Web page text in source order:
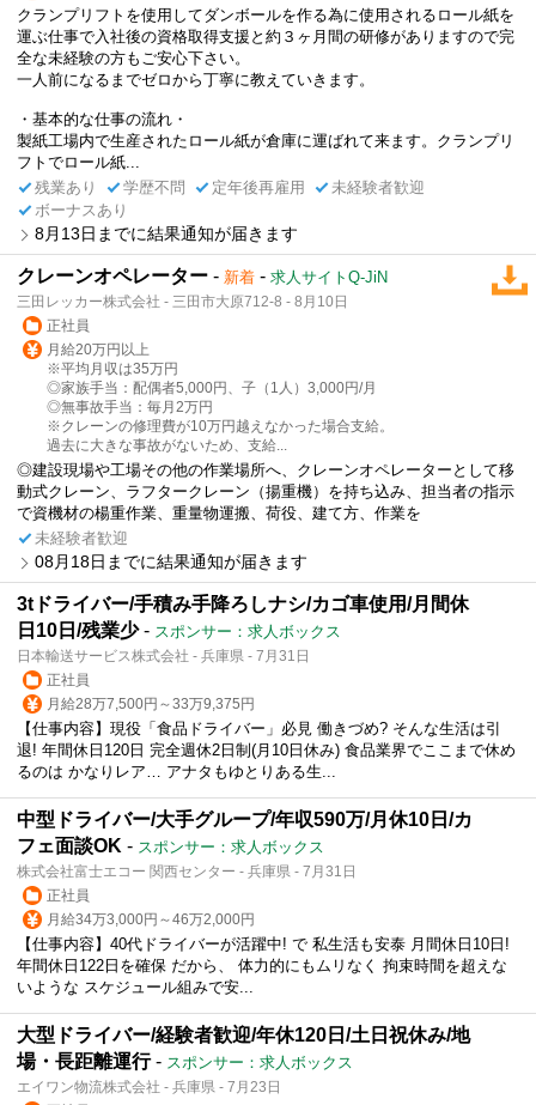
クランプリフトを使用してダンボールを作る為に使用されるロール紙を
運ぶ仕事で入社後の資格取得支援と約３ヶ月間の研修がありますので完
全な未経験の方もご安心下さい。
一人前になるまでゼロから丁寧に教えていきます。
・基本的な仕事の流れ・
製紙工場内で生産されたロール紙が倉庫に運ばれて来ます。クランプリ
フトでロール紙...
残業あり
学歴不問 定年後再雇用
未経験者歓迎
ボーナスあり
8月13日までに結果通知が届きます
クレーンオペレーター - 新着 - 求人サイトQ-JiN
三田レッカー株式会社 - 三田市大原712-8 - 8月10日
正社員
月給20万円以上
※平均月収は35万円
◎家族手当：配偶者5,000円、子（1人）3,000円/月
◎無事故手当：毎月2万円
※クレーンの修理費が10万円越えなかった場合支給。
過去に大きな事故がないため、支給...
◎建設現場や工場その他の作業場所へ、クレーンオペレーターとして移
動式クレーン、ラフタークレーン（揚重機）を持ち込み、担当者の指示
で資機材の楊重作業、重量物運搬、荷役、建て方、作業を
未経験者歓迎
08月18日までに結果通知が届きます
3tドライバー/手積み手降ろしナシ/カゴ車使用/月間休
日10日/残業少- スポンサー：求人ボックス
日本輸送サービス株式会社 - 兵庫県 - 7月31日
正社員
月給28万7,500円～33万9,375円
【仕事内容】現役「食品ドライバー」必見 働きづめ? そんな生活は引
退! 年間休日120日 完全週休2日制(月10日休み) 食品業界でここまで休め
るのは かなりレア… アナタもゆとりある生...
中型ドライバー/大手グループ/年収590万/月休10日/カ
フェ面談OK - スポンサー：求人ボックス
株式会社富士エコー 関西センター - 兵庫県 - 7月31日
正社員
月給34万3,000円～46万2,000円
【仕事内容】40代ドライバーが活躍中! で 私生活も安泰 月間休日10日!
年間休日122日を確保 だから、 体力的にもムリなく 拘束時間を超えな
いような スケジュール組みで安...
大型ドライバー/経験者歓迎/年休120日/土日祝休み/地
場・長距離運行- スポンサー：求人ボックス
エイワン物流株式会社 - 兵庫県 - 7月23日